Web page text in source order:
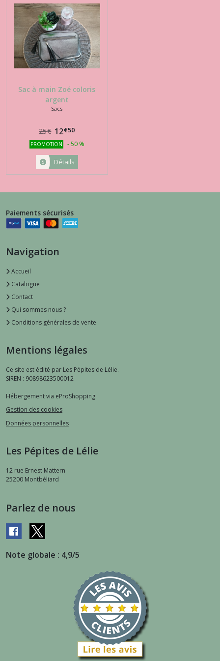
Sac à main Zoé coloris
argent
Sacs
25€ 12€50
PROMOTION -50 %
Détails
Sacs
(1)
Chaussettes
Paiements sécurisés
Navigation
Accueil
Catalogue
Contact
Qui sommes nous ?
Conditions générales de vente
Mentions légales
Ce site est édité par Les Pépites de Lélie.
SIREN : 90898623500012
Hébergement via eProShopping
Gestion des cookies
Données personnelles
Les Pépites de Lélie
12 rue Ernest Mattern
25200 Montbéliard
Parlez de nous
Note globale : 4,9/5